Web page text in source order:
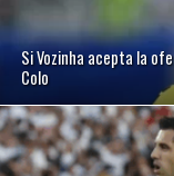
Si Vozinha acepta la
Colo